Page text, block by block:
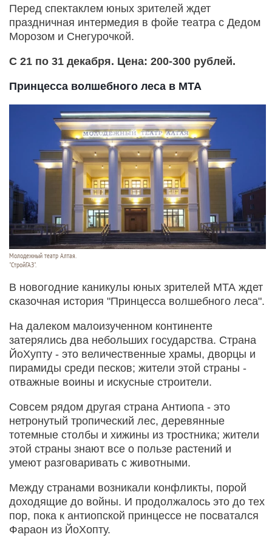
Перед спектаклем юных зрителей ждет
праздничная интермедия в фойе театра с Дедом
Морозом и Снегурочкой.
С 21 по 31 декабря. Цена: 200-300 рублей.
Принцесса волшебного леса в МТА
Молодежный театр Алтая.
"СтройГАЗ".
В новогодние каникулы юных зрителей МТА ждет
сказочная история "Принцесса волшебного леса".
На далеком малоизученном континенте
затерялись два небольших государства. Страна
ЙоХупту - это величественные храмы, дворцы и
пирамиды среди песков; жители этой страны -
отважные воины и искусные строители.
Совсем рядом другая страна Антиопа - это
нетронутый тропический лес, деревянные
тотемные столбы и хижины из тростника; жители
этой страны знают все о пользе растений и
умеют разговаривать с животными.
Между странами возникали конфликты, порой
доходящие до войны. И продолжалось это до тех
пор, пока к антиопской принцессе не посватался
Фараон из ЙоХопту.